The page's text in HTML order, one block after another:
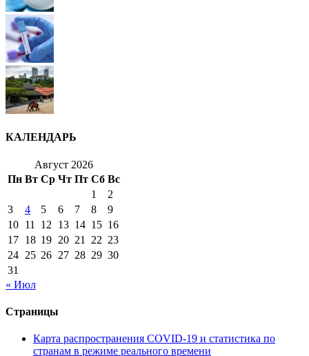
КАЛЕНДАРЬ
Август 2026
Пн Вт Ср Чт Пт Сб Вс
1
2
3
4 5 6 7 8
9
10 11 12 13 14 15 16
17 18 19 20 21 22 23
24 25 26 27 28 29 30
31
« Июл
Страницы
Карта распространения COVID-19 и статистика по
странам в режиме реального времени